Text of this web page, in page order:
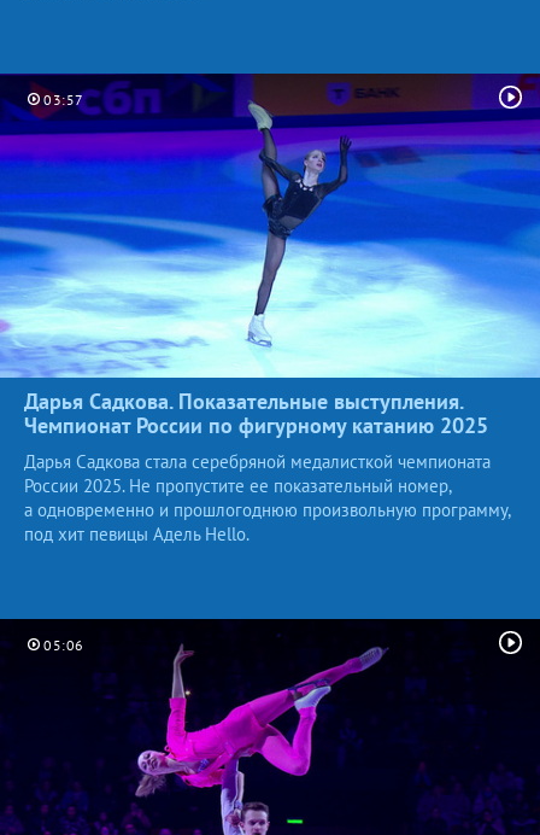
03:57
Дарья Садкова. Показательные выступления.
Чемпионат России по фигурному катанию 2025
Дарья Садкова стала серебряной медалисткой чемпионата
России 2025. Не пропустите ее показательный номер,
а одновременно и прошлогоднюю произвольную программу,
под хит певицы Адель Hello.
05:06